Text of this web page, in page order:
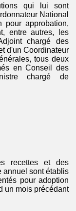
qui lui sont
National
pour approbation,
entre autres, les
chargé des
d'un Coordinateur
tous deux
en Conseil des
chargé de
recettes et des
annuel sont établis
pour adoption
un mois précédant